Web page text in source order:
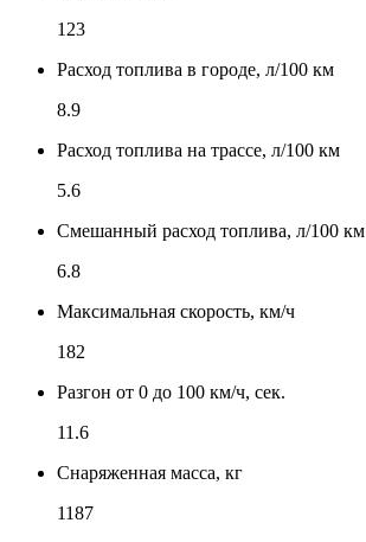
123
Расход топлива в городе, л/100 км
8.9
Расход топлива на трассе, л/100 км
5.6
Смешанный расход топлива, л/100 км
6.8
Максимальная скорость, км/ч
182
Разгон от 0 до 100 км/ч, сек.
11.6
Снаряженная масса, кг
1187